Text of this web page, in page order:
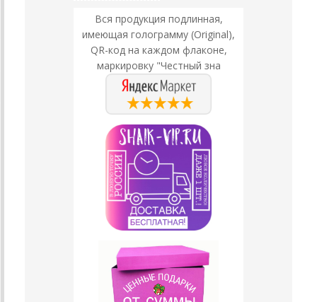
Вся продукция подлинная,
имеющая голограмму (Original),
QR-код на каждом флаконе,
маркировку "Честный зна